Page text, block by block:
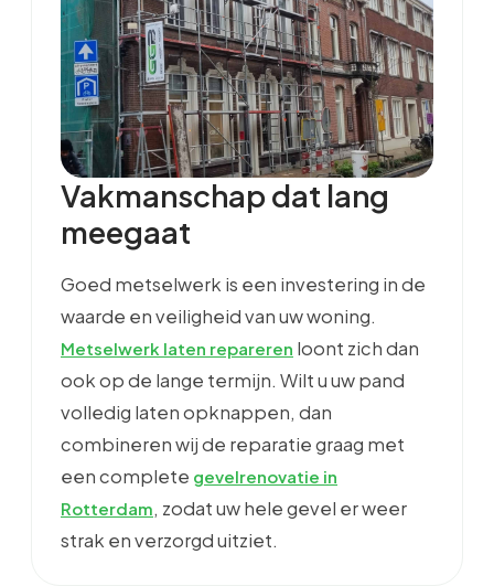
Vakmanschap dat lang
meegaat
Goed metselwerk is een investering in de
waarde en veiligheid van uw woning.
Metselwerk laten repareren loont zich dan
ook op de lange termijn. Wilt u uw pand
volledig laten opknappen, dan
combineren wij de reparatie graag met
een complete gevelrenovatie in
Rotterdam, zodat uw hele gevel er weer
strak en verzorgd uitziet.